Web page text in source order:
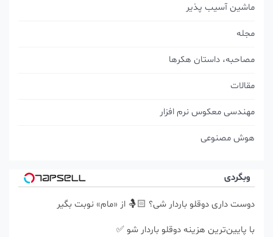
ماشین آسیب پذیر
مصاحبه، داستان هکرها
مقالات
مهندسی معکوس نرم افزار
هوش مصنوعی
وبگردی
دوست داری دوقلو باردار شی؟ 🤱🏻 از «مام» نوبت بگیر
با پایین‌ترین هزینه دوقلو باردار شو ✅